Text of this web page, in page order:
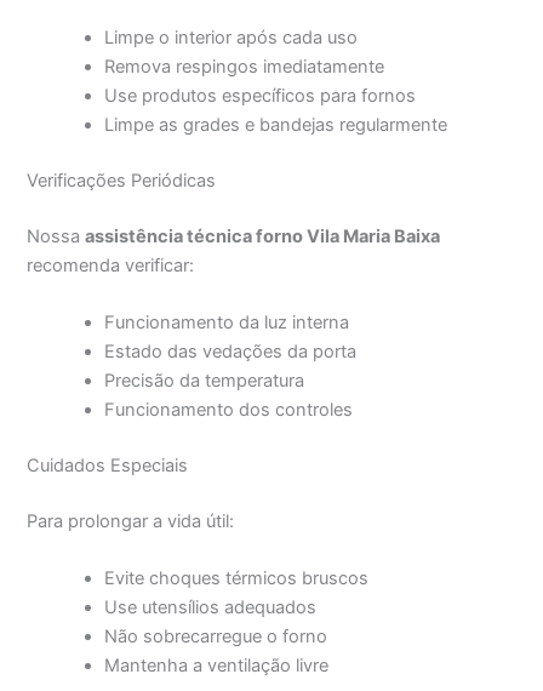
Limpe o interior após cada uso
Remova respingos imediatamente
Use produtos específicos para fornos
Limpe as grades e bandejas regularmente
Verificações Periódicas
Nossaassistência técnica forno Vila Maria Baixa
recomenda verificar:
Funcionamento da luz interna
Estado das vedações da porta
Precisão da temperatura
Funcionamento dos controles
Cuidados Especiais
Para prolongar a vida útil:
Evite choques térmicos bruscos
Use utensílios adequados
Não sobrecarregue o forno
Mantenha a ventilação livre